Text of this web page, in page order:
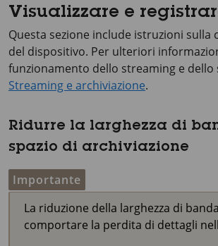
Visualizzare e
Questa sezione include istruzioni sulla
del dispositivo. Per ulteriori
funzionamento dello streaming e dello
Streaming e archiviazione.
Ridurre la larghezza di
spazio di archiviazione
Importante
La riduzione della larghezza di
comportare la perdita di dettagli